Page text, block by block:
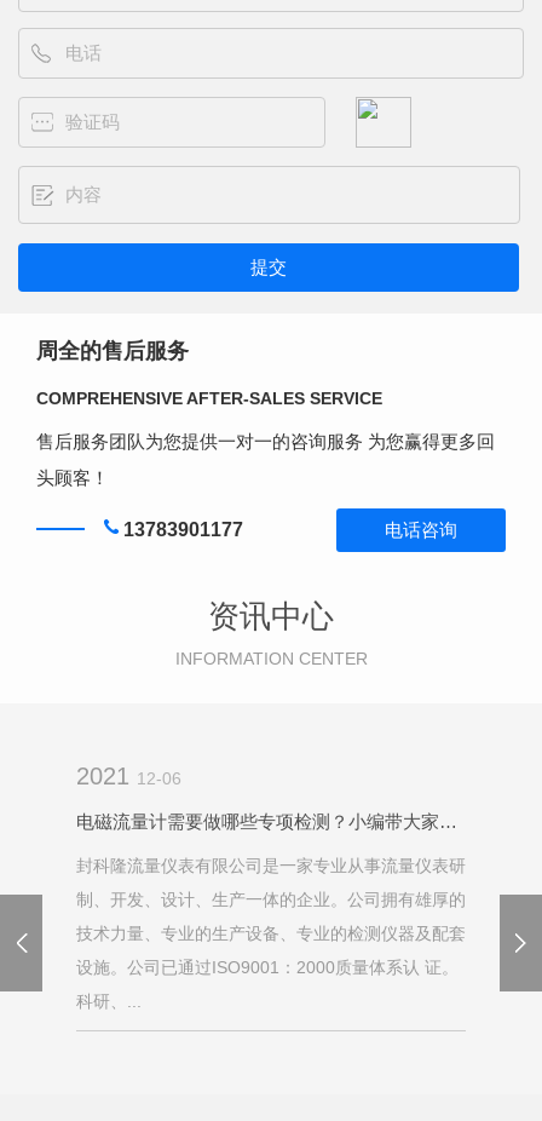
周全的售后服务
COMPREHENSIVE AFTER-SALES SERVICE
售后服务团队为您提供一对一的咨询服务 为您赢得更多回
头顾客！
13783901177 电话咨询
资讯中心
INFORMATION CENTER
2021 12-06
电磁流量计需要做哪些专项检测？小编带大家了解一下
封科隆流量仪表有限公司是一家专业从事流量仪表研
制、开发、设计、生产一体的企业。公司拥有雄厚的
技术力量、专业的生产设备、专业的检测仪器及配套
设施。公司已通过ISO9001：2000质量体系认 证。
科研、...